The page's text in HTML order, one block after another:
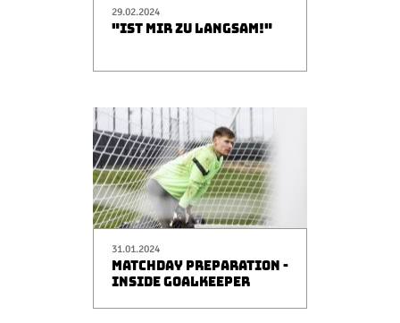
29.02.2024
"IST MIR ZU LANGSAM!"
31.01.2024
MATCHDAY PREPARATION -
INSIDE GOALKEEPER